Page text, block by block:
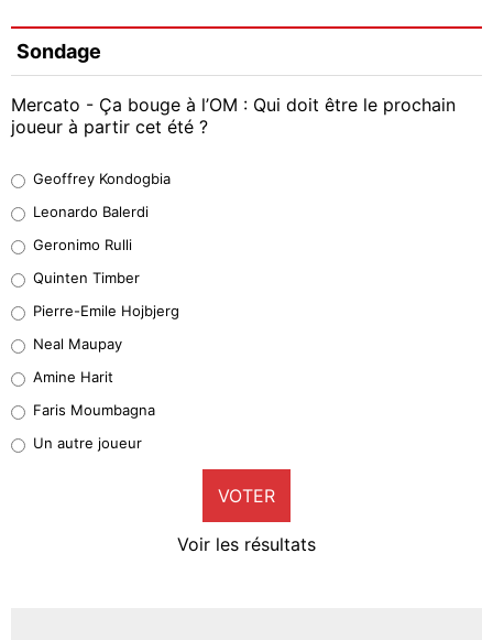
Sondage
Mercato - Ça bouge à l’OM : Qui doit être le prochain
joueur à partir cet été ?
38%
32%
5%
1%
9%
Geoffrey Kondogbia
Leonardo Balerdi
Geronimo Rulli
Quinten Timber
Pierre-Emile Hojbjerg
Neal Maupay
Amine Harit
Faris Moumbagna
Un autre joueur
VOTER
Voir les résultats